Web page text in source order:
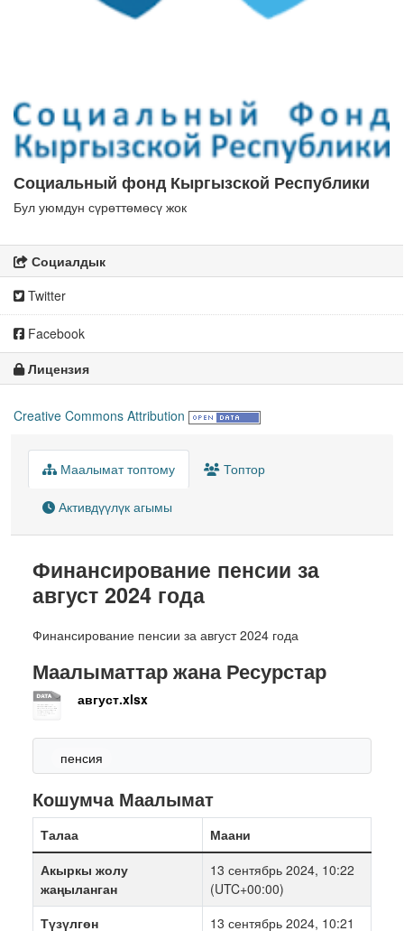
Социальный фонд Кыргызской Республики
Бул уюмдун сүрөттөмөсү жок
Социалдык
Twitter
Facebook
Лицензия
Creative Commons Attribution
Маалымат топтому Топтор
Активдүүлүк агымы
Финансирование пенсии за
август 2024 года
Финансирование пенсии за август 2024 года
Маалыматтар жана Ресурстар
август.xlsx
пенсия
Кошумча Маалымат
Талаа
Маани
Акыркы жолу
жаңыланган
13 сентябрь 2024, 10:22
(UTC+00:00)
Түзүлгөн
13 сентябрь 2024, 10:21